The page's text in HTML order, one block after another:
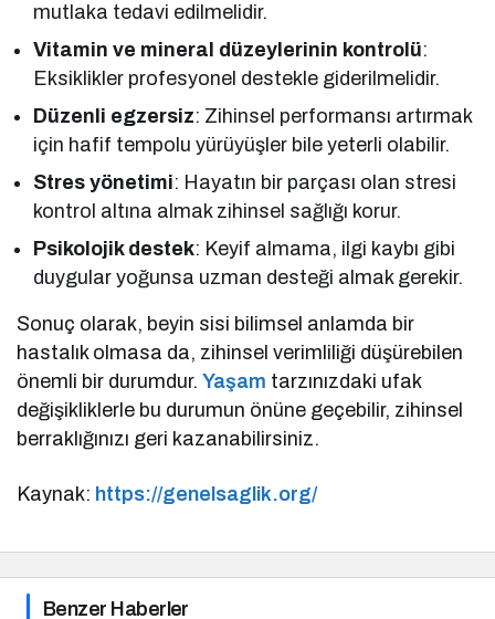
mutlaka tedavi edilmelidir.
Vitamin ve mineral düzeylerinin kontrolü:
Eksiklikler profesyonel destekle giderilmelidir.
Düzenli egzersiz: Zihinsel performansı artırmak
için hafif tempolu yürüyüşler bile yeterli olabilir.
Stres yönetimi: Hayatın bir parçası olan stresi
kontrol altına almak zihinsel sağlığı korur.
Psikolojik destek: Keyif almama, ilgi kaybı gibi
duygular yoğunsa uzman desteği almak gerekir.
Sonuç olarak, beyin sisi bilimsel anlamda bir
hastalık olmasa da, zihinsel verimliliği düşürebilen
önemli bir durumdur.Yaşam tarzınızdaki ufak
değişikliklerle bu durumun önüne geçebilir, zihinsel
berraklığınızı geri kazanabilirsiniz.
Kaynak: https://genelsaglik.org/
Benzer Haberler